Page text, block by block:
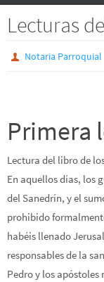
Lecturas
Notaria Parroquial
Primera
Lectura del libro de
En aquellos días, los
del Sanedrín, y el
prohibido
habéis llenado
responsables de la
Pedro y los apóstoles